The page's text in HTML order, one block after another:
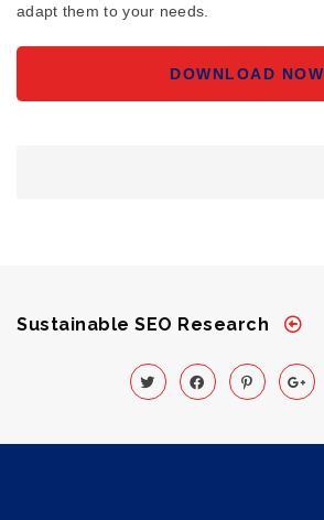
adapt them to your needs.
DOWNLOAD NOW
Sustainable SEO Research